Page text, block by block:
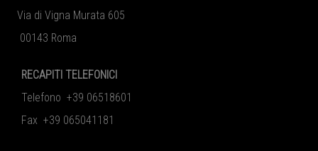
Via di Vigna Murata 605
00143 Roma
RECAPITI TELEFONICI
Telefono +39 06518601
Fax +39 065041181